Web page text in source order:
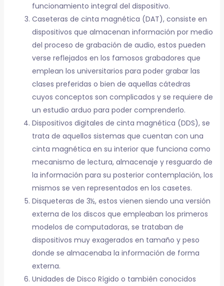
funcionamiento integral del dispositivo.
Caseteras de cinta magnética (DAT), consiste en
dispositivos que almacenan información por medio
del proceso de grabación de audio, estos pueden
verse reflejados en los famosos grabadores que
emplean los universitarios para poder grabar las
clases preferidas o bien de aquellas cátedras
cuyos conceptos son complicados y se requiere de
un estudio arduo para poder comprenderlo.
Dispositivos digitales de cinta magnética (DDS), se
trata de aquellos sistemas que cuentan con una
cinta magnética en su interior que funciona como
mecanismo de lectura, almacenaje y resguardo de
la información para su posterior contemplación, los
mismos se ven representados en los casetes.
Disqueteras de 3½, estos vienen siendo una versión
externa de los discos que empleaban los primeros
modelos de computadoras, se trataban de
dispositivos muy exagerados en tamaño y peso
donde se almacenaba la información de forma
externa.
Unidades de Disco Rígido o también conocidos